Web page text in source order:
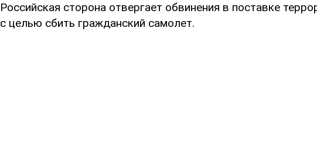
Российская сторона отвергает обвинения в поставке
с целью сбить гражданский самолет.